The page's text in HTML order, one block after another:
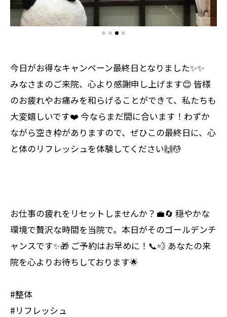
今日がお得なキャンペーン最終日となりました✨✨
みなさまのご来院、心より感謝申し上げます😊 皆様
のお疲れやお痛みを和らげることができて、私たちも
大変嬉しいです❤️️ 今ならまだ間に合います！わずか
ながら空き枠がありますので、ぜひこの最終日に、心
と体のリフレッシュを体験してください🙌💆
お仕事の疲れをリセットしませんか？💼🔄 穏やかな
環境で贅沢な時間を当院で。本日がそのゴールデンチ
ャンスです✨🎁 ご予約はお早めに！📞💨 あなたの来
院を心よりお待ちしております🌟
#整体
#リフレッシュ